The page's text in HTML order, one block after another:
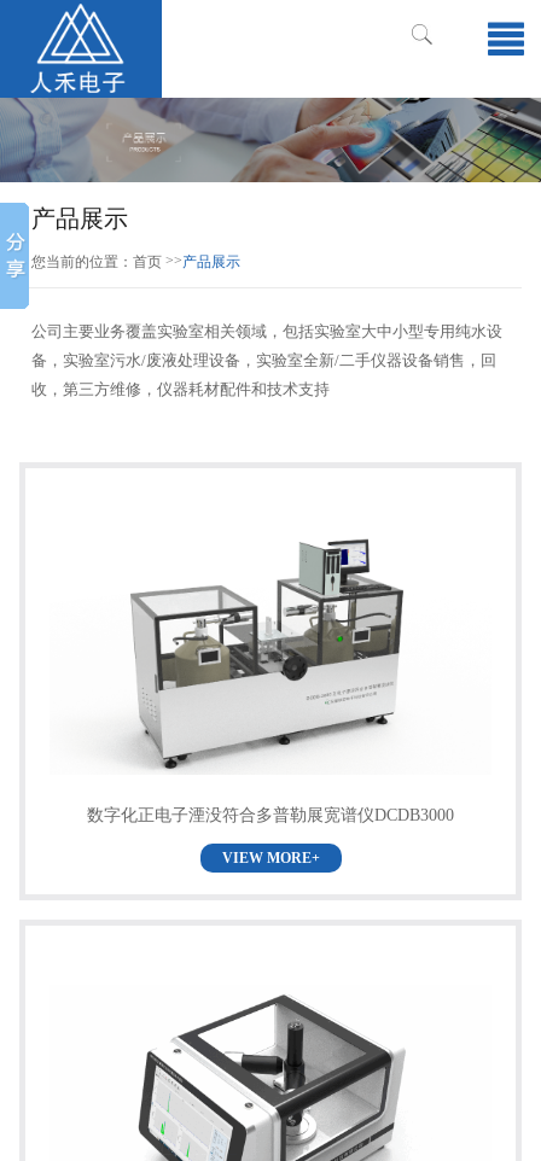
产品展示
您当前的位置： 首页 >>产品展示
公司主要业务覆盖实验室相关领域，包括实验室大中小型专用纯水设
备，实验室污水/废液处理设备，实验室全新/二手仪器设备销售，回
收，第三方维修，仪器耗材配件和技术支持
数字化正电子湮没符合多普勒展宽谱仪DCDB3000
VIEW MORE+